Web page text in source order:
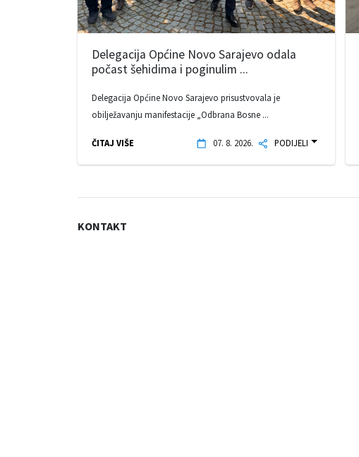
Delegacija Općine Novo Sarajevo odala
počast šehidima i poginulim ...
Delegacija Općine Novo Sarajevo prisustvovala je
obilježavanju manifestacije „Odbrana Bosne ...
ČITAJ VIŠE 07. 8. 2026. PODIJELI
KONTAKT